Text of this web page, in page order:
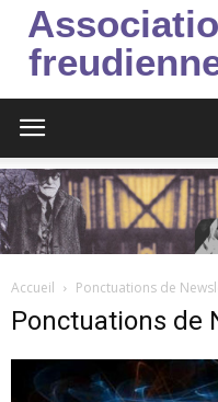
Accueil Ponctuations de
Ponctuations de